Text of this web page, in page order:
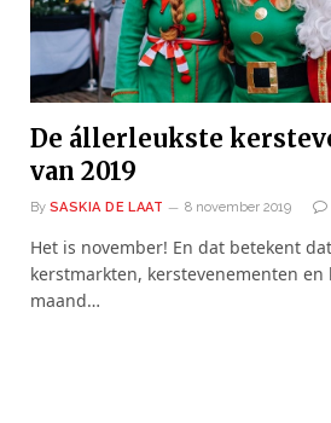
De állerleukste
van 2019
By SASKIA DE LAAT 8 november 2019
Het is november! En dat betekent
kerstmarkten, kerstevenementen en
maand…